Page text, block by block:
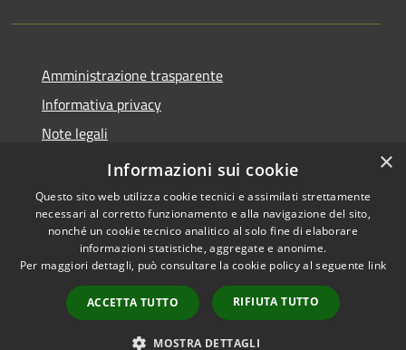
Amministrazione trasparente
Informativa privacy
Note legali
Dichiarazione di accessibilità
Accessibilità
Copyright © 2026 • Comune di
Altopascio • Powered by
Municipium•
Accesso
redazione
×
Informazioni sui cookie
Questo sito web utilizza cookie tecnici e assimilati strettamente
necessari al corretto funzionamento e alla navigazione del sito,
nonché un cookie tecnico analitico al solo fine di elaborare
informazioni statistiche, aggregate e anonime.
Per maggiori dettagli, può consultare la cookie policy al seguente link
ACCETTA TUTTO RIFIUTA TUTTO
MOSTRA DETTAGLI